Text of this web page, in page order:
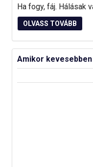
Ha fogy, fáj. Hálásak
OLVASS TOVÁBB
Amikor